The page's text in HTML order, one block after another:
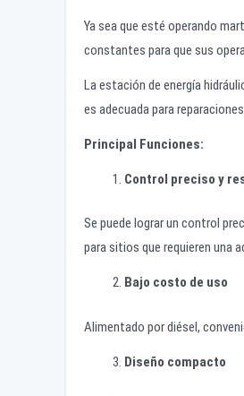
Ya sea que esté operando
constantes para que sus
La estación de energía
es adecuada para
Principal Funciones:
Control preciso y
Se puede lograr un control
para sitios que requieren una
Bajo costo de uso
Alimentado por diésel,
Diseño compacto